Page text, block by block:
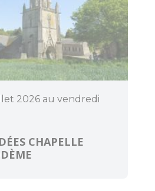
Accueil Vélo
2026 au vendredi
CHAPELLE